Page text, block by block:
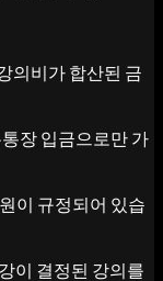
의비가 합산된 금
장 입금으로만 가
이 규정되어 있습
이 결정된 강의를